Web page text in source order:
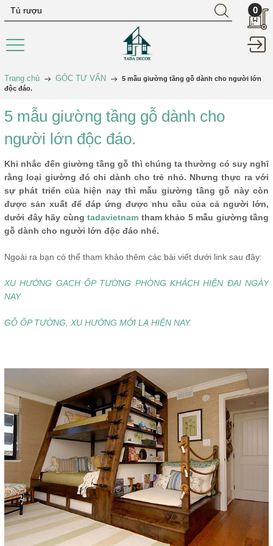
0
Trang chủ GÓC TƯ VẤN
5 mẫu giường tầng gỗ dành cho người lớn
độc đáo.
5 mẫu giường tầng gỗ dành cho
người lớn độc đáo.
Khi nhắc đến giường tầng gỗ thì chúng ta thường có suy nghĩ
rằng loại giường đó chỉ dành cho trẻ nhỏ. Nhưng thực ra với
sự phát triển của hiện nay thì mẫu giường tầng gỗ này còn
được sản xuất để đáp ứng được nhu cầu của cả người lớn,
dưới đây hãy cùng tadavietnam tham khảo 5 mẫu giường tầng
gỗ dành cho người lớn độc đáo nhé.
Ngoài ra bạn có thể tham khảo thêm các bài viết dưới link sau đây:
XU HƯỚNG GẠCH ỐP TƯỜNG PHÒNG KHÁCH HIỆN ĐẠI NGÀY
NAY
GỖ ỐP TƯỜNG, XU HƯỚNG MỚI LẠ HIỆN NAY.